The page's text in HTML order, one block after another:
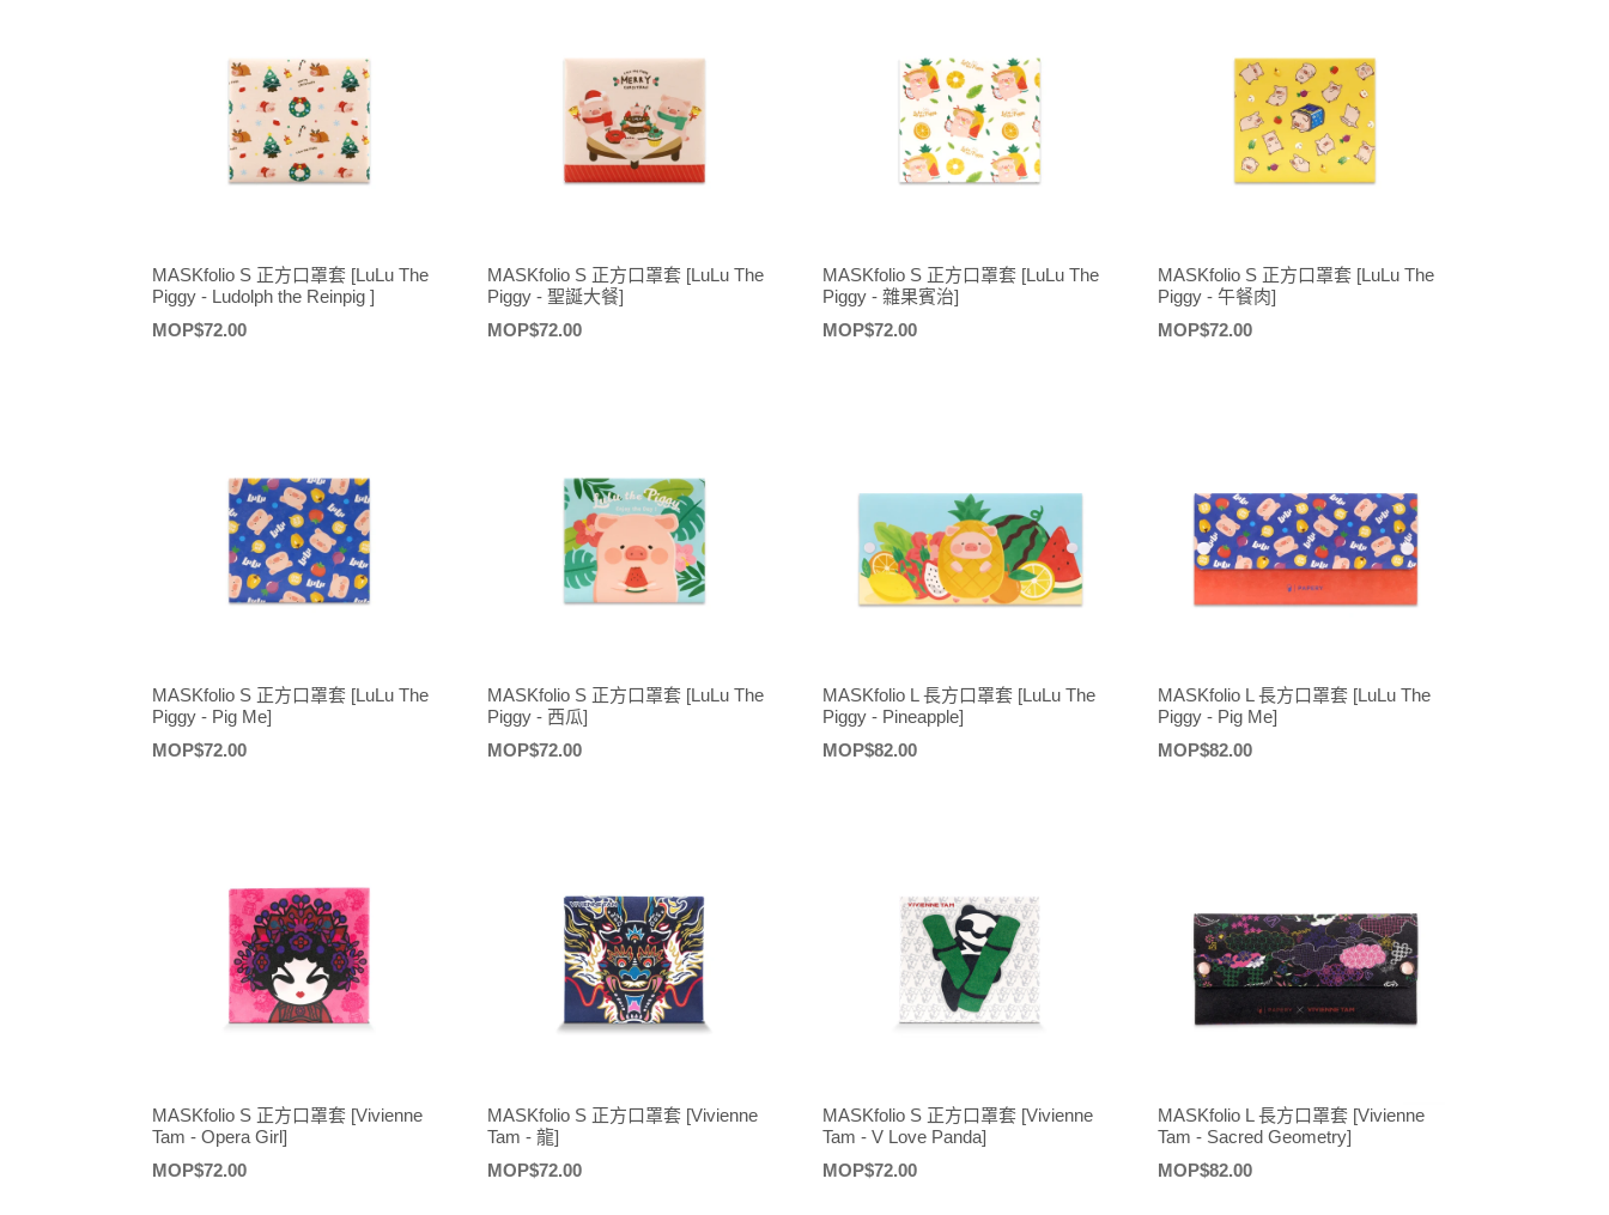
MASKfolio S 正方口罩套 [LuLu The
Piggy - Ludolph the Reinpig ]
定
MOP$72.00
MASKfolio S 正方口罩套 [LuLu The
Piggy - 聖誕大餐]
定
MOP$72.00
MASKfolio S 正方口罩套 [LuLu The
Piggy - 雜果賓治]
定
MOP$72.00
MASKfolio S 正方口罩套 [LuLu The
Piggy - 午餐肉]
定
MOP$72.00
MASKfolio S 正方口罩套 [LuLu The
Piggy - Pig Me]
定
MOP$72.00
MASKfolio S 正方口罩套 [LuLu The
Piggy - 西瓜]
定
MOP$72.00
MASKfolio L 長方口罩套 [LuLu The
Piggy - Pineapple]
定
MOP$82.00
MASKfolio L 長方口罩套 [LuLu The
Piggy - Pig Me]
定
MOP$82.00
MASKfolio S 正方口罩套 [Vivienne
Tam - Opera Girl]
定
MOP$72.00
MASKfolio S 正方口罩套 [Vivienne
Tam - 龍]
定
MOP$72.00
MASKfolio S 正方口罩套 [Vivienne
Tam - V Love Panda]
定
MOP$72.00
MASKfolio L 長方口罩套 [Vivienne
Tam - Sacred Geometry]
定
MOP$82.00